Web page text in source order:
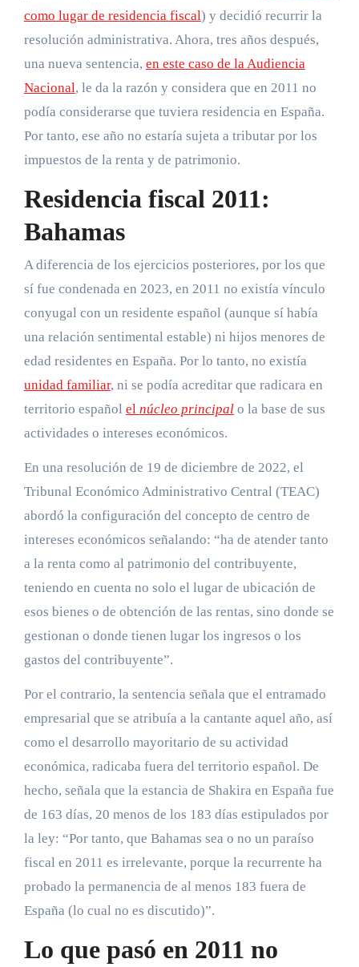
como lugar de residencia fiscal) y decidió recurrir la
resolución administrativa. Ahora, tres años después,
una nueva sentencia, en este caso de la Audiencia
Nacional, le da la razón y considera que en 2011 no
podía considerarse que tuviera residencia en España.
Por tanto, ese año no estaría sujeta a tributar por los
impuestos de la renta y de patrimonio.
Residencia fiscal 2011:
Bahamas
A diferencia de los ejercicios posteriores, por los que
sí fue condenada en 2023, en 2011 no existía vínculo
conyugal con un residente español (aunque sí había
una relación sentimental estable) ni hijos menores de
edad residentes en España. Por lo tanto, no existía
unidad familiar, ni se podía acreditar que radicara en
territorio español el núcleo principalo la base de sus
actividades o intereses económicos.
En una resolución de 19 de diciembre de 2022, el
Tribunal Económico Administrativo Central (TEAC)
abordó la configuración del concepto de centro de
intereses económicos señalando: “ha de atender tanto
a la renta como al patrimonio del contribuyente,
teniendo en cuenta no solo el lugar de ubicación de
esos bienes o de obtención de las rentas, sino donde se
gestionan o donde tienen lugar los ingresos o los
gastos del contribuyente”.
Por el contrario, la sentencia señala que el entramado
empresarial que se atribuía a la cantante aquel año, así
como el desarrollo mayoritario de su actividad
económica, radicaba fuera del territorio español. De
hecho, señala que la estancia de Shakira en España fue
de 163 días, 20 menos de los 183 días estipulados por
la ley: “Por tanto, que Bahamas sea o no un paraíso
fiscal en 2011 es irrelevante, porque la recurrente ha
probado la permanencia de al menos 183 fuera de
España (lo cual no es discutido)”.
Lo que pasó en 2011 no